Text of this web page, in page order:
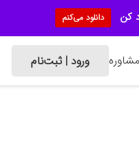
ورود | ثبت‌نام
کن دانلود می‌کنم